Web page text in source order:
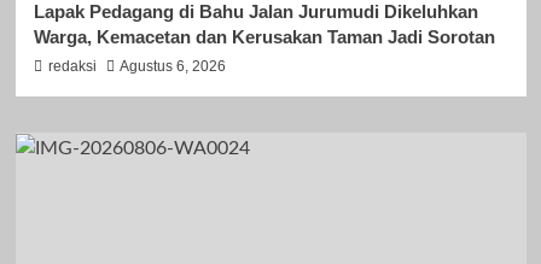
Lapak Pedagang di Bahu Jalan Jurumudi Dikeluhkan
Warga, Kemacetan dan Kerusakan Taman Jadi Sorotan
redaksi Agustus 6, 2026